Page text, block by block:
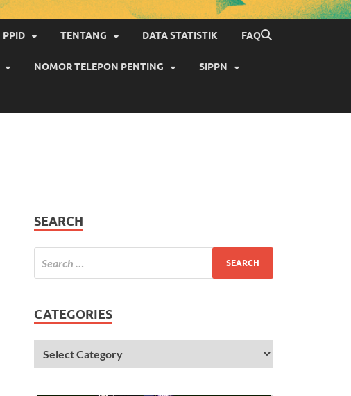
PPID TENTANG DATA STATISTIK FAQ
NOMOR TELEPON PENTING SIPPN
SEARCH
CATEGORIES